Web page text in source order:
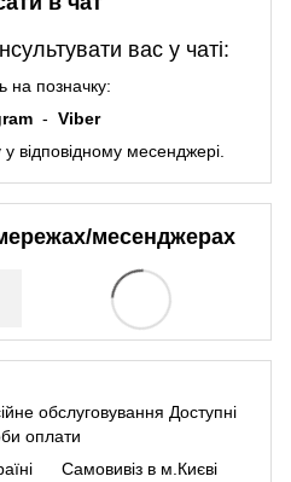
вас у чаті:
на позначку:
- Viber
у відповідному месенджері.
месенджерах
обслуговування Доступні
оплати
Самовивіз в м.Києві